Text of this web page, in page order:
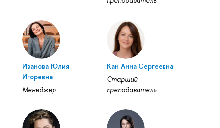
Иванова Юлия
Игоревна
Менеджер
Кан Анна Сергеевна
Старший
преподаватель